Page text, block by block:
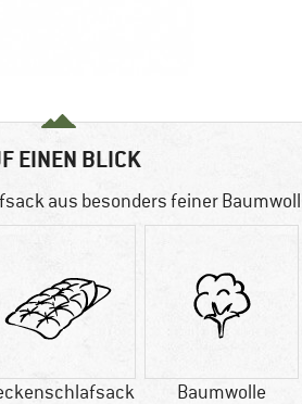
EINEN BLICK
aus besonders feiner
Baumwolle